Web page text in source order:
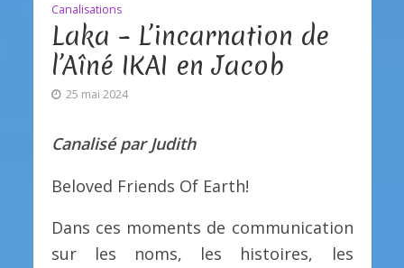
Canalisations
Laka – L’incarnation de
l’Aîné IKAI en Jacob
25 mai 2024
Canalisé par Judith
Beloved Friends Of Earth!
Dans ces moments de communication
sur les noms, les histoires, les